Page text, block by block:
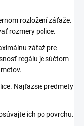
rozložení záťaže.
rozmery police.
záťaž pre
regálu je súčtom
Najťažšie predmety
ich po povrchu.